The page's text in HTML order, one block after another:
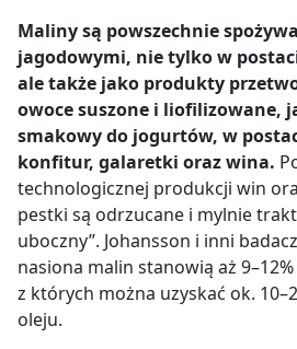
Maliny są powszechnie
jagodowymi, nie tylko w
ale także jako produkty
owoce suszone i liofilizowane,
smakowy do jogurtów, w
konfitur, galaretki oraz wina.
technologicznej produkcji win
pestki są odrzucane i mylnie
uboczny”. Johansson i inni
nasiona malin stanowią aż 9–
z których można uzyskać ok. 10–
oleju.